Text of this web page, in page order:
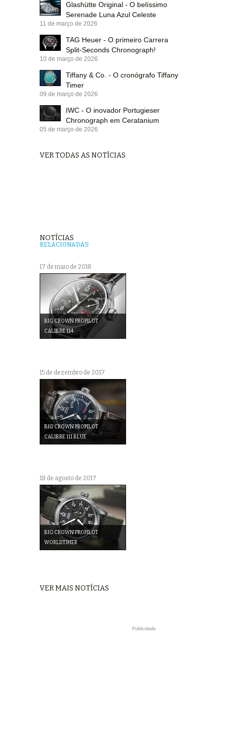
Glashütte Original - O belíssimo
Serenade Luna Azul Celeste
11 de março de 2026
TAG Heuer - O primeiro Carrera
Split-Seconds Chronograph!
10 de março de 2026
Tiffany & Co. - O cronógrafo Tiffany
Timer
09 de março de 2026
IWC - O inovador Portugieser
Chronograph em Ceratanium
05 de março de 2026
VER TODAS AS NOTÍCIAS
NOTÍCIAS
RELACIONADAS
17 de maio de 2018
BIG CROWN PROPILOT
CALIBRE 114
15 de dezembro de 2017
BIG CROWN PROPILOT
CALIBRE 111 BLUE
18 de agosto de 2017
BIG CROWN PROPILOT
WORLDTIMER
VER MAIS NOTÍCIAS
Publicidade